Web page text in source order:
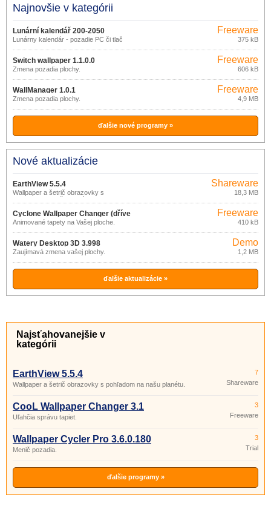
Najnovšie v kategórii
Lunární kalendář 200-2050
Lunárny kalendár - pozadie PC či tlač
Freeware
375 kB
Switch wallpaper 1.1.0.0
Zmena pozadia plochy.
Freeware
606 kB
WallManager 1.0.1
Zmena pozadia plochy.
Freeware
4,9 MB
ďalšie nové programy »
Nové aktualizácie
EarthView 5.5.4
Wallpaper a šetrič obrazovky s
pohľadom na našu planétu.
Shareware
18,3 MB
Cyclone Wallpaper Changer (dříve
Desktop Animator) 1.1
Animované tapety na Vašej ploche.
Freeware
410 kB
Watery Desktop 3D 3.998
Zaujímavá zmena vašej plochy.
Demo
1,2 MB
ďalšie aktualizácie »
Najsťahovanejšie v
kategórii
EarthView 5.5.4
Wallpaper a šetrič obrazovky s pohľadom na našu planétu.
7
Shareware
CooL Wallpaper Changer 3.1
Uľahčia správu tapiet.
3
Freeware
Wallpaper Cycler Pro 3.6.0.180
Menič pozadia.
3
Trial
ďalšie programy »